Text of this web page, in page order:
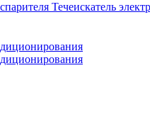
Течеискатель